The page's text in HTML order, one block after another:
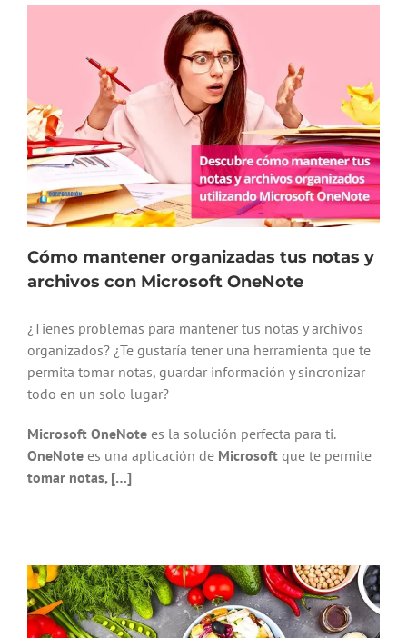
Cómo mantener organizadas tus notas y
archivos con Microsoft OneNote
¿Tienes problemas para mantener tus notas y archivos
organizados? ¿Te gustaría tener una herramienta que te
permita tomar notas, guardar información y sincronizar
todo en un solo lugar?
Microsoft OneNote es la solución perfecta para ti.
OneNote es una aplicación de Microsoft que te permite
tomar notas, […]